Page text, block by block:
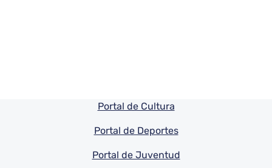
Pie de pagina información
Portal de Cultura
Portal de Deportes
Portal de Juventud